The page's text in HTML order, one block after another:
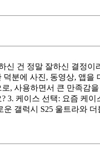
신 건 정말 잘하신 결정
덕분에 사진, 동영상, 앱
, 사용하면서 큰 만족감
3. 케이스 선택: 요즘 케
운 갤럭시 S25 울트라와